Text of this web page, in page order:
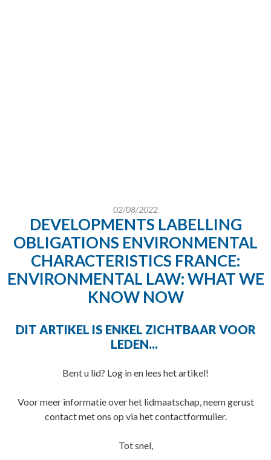
02/08/2022
DEVELOPMENTS LABELLING
OBLIGATIONS ENVIRONMENTAL
CHARACTERISTICS FRANCE:
ENVIRONMENTAL LAW: WHAT WE
KNOW NOW
DIT ARTIKEL IS ENKEL ZICHTBAAR VOOR
LEDEN...
Bent u lid? Log in en lees het artikel!
Voor meer informatie over het lidmaatschap, neem gerust
contact met ons op via het contactformulier.
Tot snel,